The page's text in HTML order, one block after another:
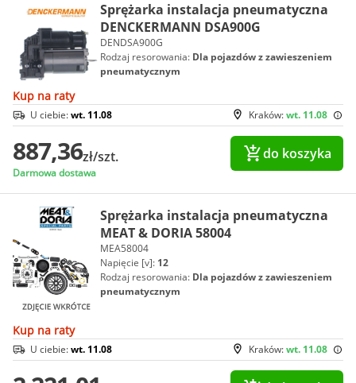
Sprężarka instalacja pneumatyczna
DENCKERMANN DSA900G
DENDSA900G
Rodzaj resorowania: Dla pojazdów z zawieszeniem
pneumatycznym
Kup na raty
Kraków:wt. 11.08
U ciebie:wt. 11.08
887,36zł/szt.
Darmowa dostawa
do koszyka
Sprężarka instalacja pneumatyczna
MEAT & DORIA 58004
MEA58004
Napięcie [v]: 12
Rodzaj resorowania: Dla pojazdów z zawieszeniem
pneumatycznym
Kup na raty
Kraków:wt. 11.08
U ciebie:wt. 11.08